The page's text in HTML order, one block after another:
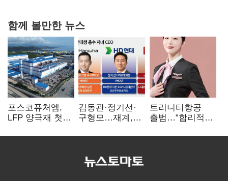
함께 볼만한 뉴스
포스코퓨처엠,
LFP 양극재 첫
ESS 시장 공략
김동관·정기선·
구형모…재계,
전성시대
트리니티항공
출범…“합리적
서비스로 승부”